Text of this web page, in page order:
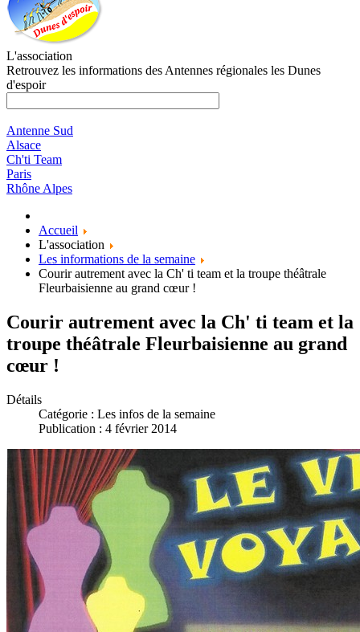
L'association
Retrouvez les informations des Antennes régionales les Dunes
d'espoir
Antenne Sud
Alsace
Ch'ti Team
Paris
Rhône Alpes
Accueil
L'association
Les informations de la semaine
Courir autrement avec la Ch' ti team et la troupe théâtrale
Fleurbaisienne au grand cœur !
Courir autrement avec la Ch' ti team et la
troupe théâtrale Fleurbaisienne au grand
cœur !
Détails
Catégorie : Les infos de la semaine
Publication : 4 février 2014